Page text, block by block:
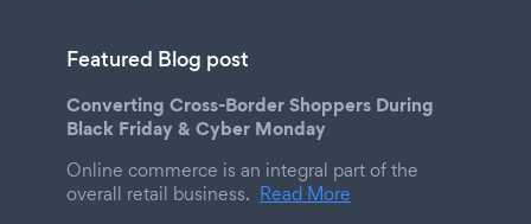
Featured Blog post
Converting Cross-Border Shoppers During
Black Friday & Cyber Monday
Online commerce is an integral part of the
overall retail business. Read More